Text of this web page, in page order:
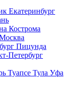
Екатеринбург
Кострома
Пицунда
Петербург
Туапсе Тула Уфа